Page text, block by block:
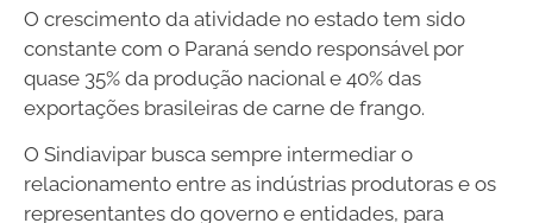
O crescimento da atividade no estado tem sido
constante com o Paraná sendo responsável por
quase 35% da produção nacional e 40% das
exportações brasileiras de carne de frango.
O Sindiavipar busca sempre intermediar o
relacionamento entre as indústrias produtoras e os
representantes do governo e entidades, para